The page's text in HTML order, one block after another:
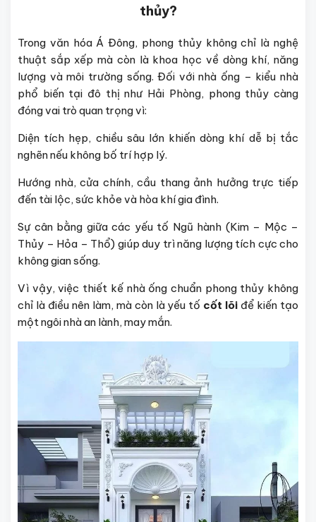
thủy?
Trong văn hóa Á Đông, phong thủy không chỉ là nghệ
thuật sắp xếp mà còn là khoa học về dòng khí, năng
lượng và môi trường sống. Đối với nhà ống – kiểu nhà
phổ biến tại đô thị như Hải Phòng, phong thủy càng
đóng vai trò quan trọng vì:
Diện tích hẹp, chiều sâu lớn khiến dòng khí dễ bị tắc
nghẽn nếu không bố trí hợp lý.
Hướng nhà, cửa chính, cầu thang ảnh hưởng trực tiếp
đến tài lộc, sức khỏe và hòa khí gia đình.
Sự cân bằng giữa các yếu tố Ngũ hành (Kim – Mộc –
Thủy – Hỏa – Thổ) giúp duy trì năng lượng tích cực cho
không gian sống.
Vì vậy, việc thiết kế nhà ống chuẩn phong thủy không
chỉ là điều nên làm, mà còn là yếu tố cốt lõi để kiến tạo
một ngôi nhà an lành, may mắn.